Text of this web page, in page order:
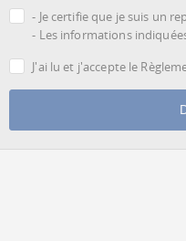
- Je certifie que je suis un
- Les informations
J'ai lu et j'accepte le